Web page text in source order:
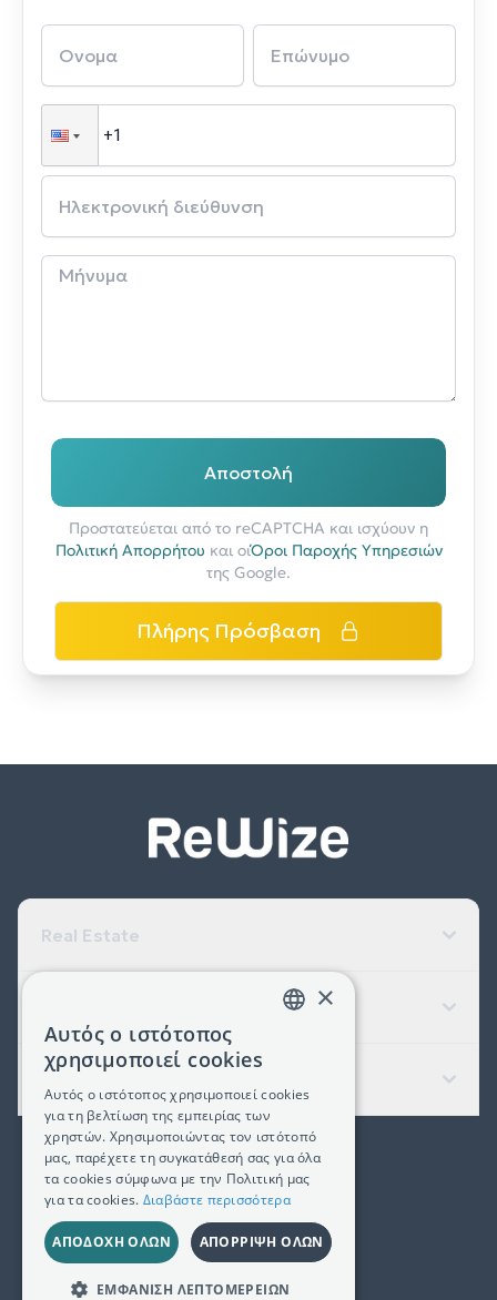
Αποστολή
Προστατεύεται από το reCAPTCHA και ισχύουν η
Πολιτική Απορρήτου και οιΌροι Παροχής Υπηρεσιών
της Google.
Πλήρης Πρόσβαση
Real Estate
(+30) 2311 24.15.60
FacebookInstagram
Γ.Ε.ΜΗ. 181367406000
×
Αυτός ο ιστότοπος
χρησιμοποιεί cookies
Αυτός ο ιστότοπος χρησιμοποιεί cookies
για τη βελτίωση της εμπειρίας των
χρηστών. Χρησιμοποιώντας τον ιστότοπό
μας, παρέχετε τη συγκατάθεσή σας για όλα
τα cookies σύμφωνα με την Πολιτική μας
για τα cookies. Διαβάστε περισσότερα
ΑΠΟΔΟΧΉ ΌΛΩΝ ΑΠΌΡΡΙΨΗ ΌΛΩΝ
ΕΜΦΆΝΙΣΗ ΛΕΠΤΟΜΕΡΕΙΏΝ